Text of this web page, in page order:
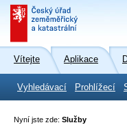
Vítejte Aplikace
Vyhledávací Prohlížecí
Nyní jste zde: Služby